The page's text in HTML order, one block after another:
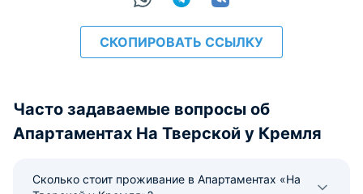
СКОПИРОВАТЬ ССЫЛКУ
Часто задаваемые вопросы об
Апартаментах На Тверской у Кремля
Сколько стоит проживание в Апартаментах «На